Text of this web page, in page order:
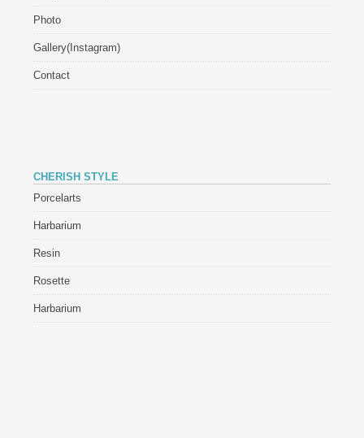
Photo
Gallery(Instagram)
Contact
CHERISH STYLE
Porcelarts
Harbarium
Resin
Rosette
Harbarium